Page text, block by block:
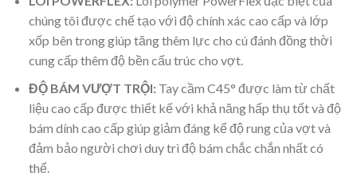
chúng tôi được chế tạo với độ chính xác cao cấp và lớp
xốp bên trong giúp tăng thêm lực cho cú đánh đồng thời
cung cấp thêm độ bền cấu trúc cho vợt.
ĐỘ BÁM VƯỢT TRỘI:Tay cầm C45° được làm từ chất
liệu cao cấp được thiết kế với khả năng hấp thụ tốt và độ
bám dính cao cấp giúp giảm đáng kể độ rung của vợt và
đảm bảo người chơi duy trì độ bám chắc chắn nhất có
thể.